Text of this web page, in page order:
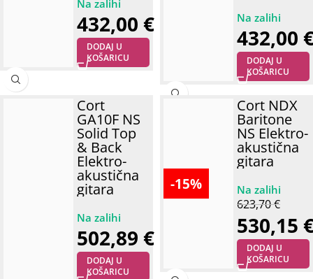
432,00 €
DODAJ U
KOŠARICU
432,00
DODAJ U
KOŠARICU
Cort
GA10F NS
Solid Top
& Back
Elektro-
akustična
gitara
502,89 €
DODAJ U
KOŠARICU
-15%
Cort NDX
Baritone
NS Elektro-
akustična
gitara
623,70€
530,15
DODAJ U
KOŠARICU